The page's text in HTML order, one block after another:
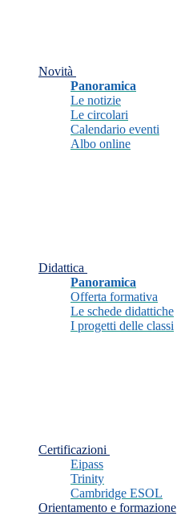
Novità
Panoramica
Le notizie
Le circolari
Calendario eventi
Albo online
Didattica
Panoramica
Offerta formativa
Le schede didattiche
I progetti delle classi
Certificazioni
Eipass
Trinity
Cambridge ESOL
Orientamento e formazione